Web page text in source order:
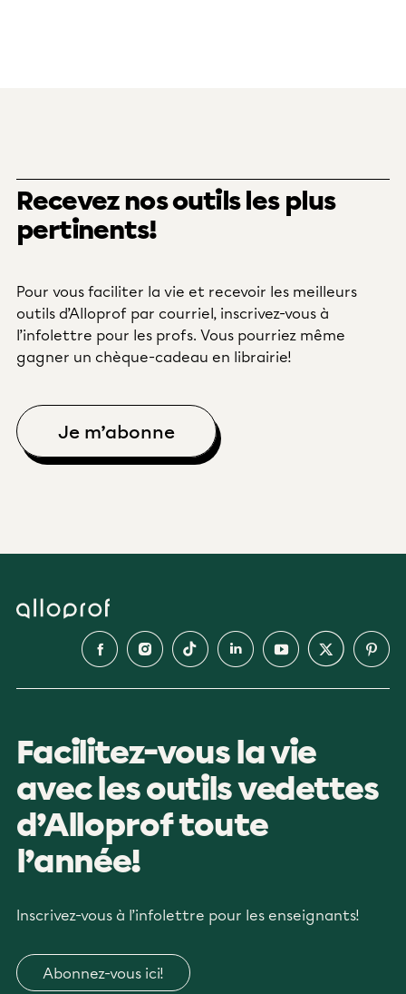
Recevez nos outils les plus
pertinents!
Pour vous faciliter la vie et recevoir les meilleurs
outils d’Alloprof par courriel, inscrivez-vous à
l’infolettre pour les profs. Vous pourriez même
gagner un chèque-cadeau en librairie!
Je m’abonne
Facilitez-vous la vie
avec les outils vedettes
d’Alloprof toute
l’année!
Inscrivez-vous à l’infolettre pour les enseignants!
Abonnez-vous ici!